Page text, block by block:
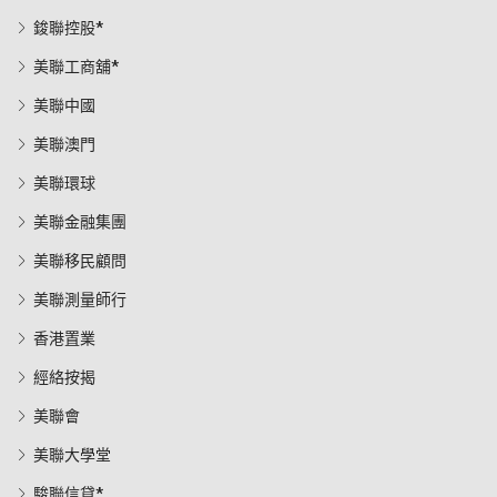
鋑聯控股*
美聯工商舖*
美聯中國
美聯澳門
美聯環球
美聯金融集團
美聯移民顧問
美聯測量師行
香港置業
經絡按揭
美聯會
美聯大學堂